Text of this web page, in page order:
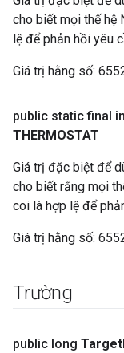
cho biết mọi thế hệ
lệ để phản hồi yêu
Giá trị hằng số:
public static final
THERMOSTAT
Giá trị đặc biệt để
cho biết rằng mọi
coi là hợp lệ để
Giá trị hằng số:
Trường
public long Target